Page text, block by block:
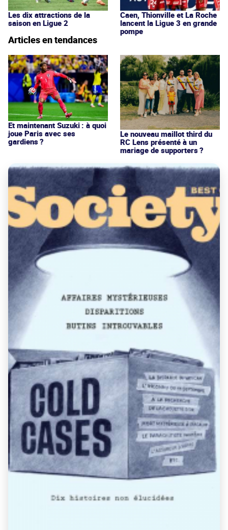
Les dix attractions de la
saison en Ligue 2
Caen, Thionville et La Roche
lancent la Ligue 3 en grande
pompe
Articles en tendances
Et maintenant Suzuki : à quoi
joue Paris avec ses
gardiens ?
Le nouveau maillot third du
RC Lens présenté à un
mariage de supporters ?